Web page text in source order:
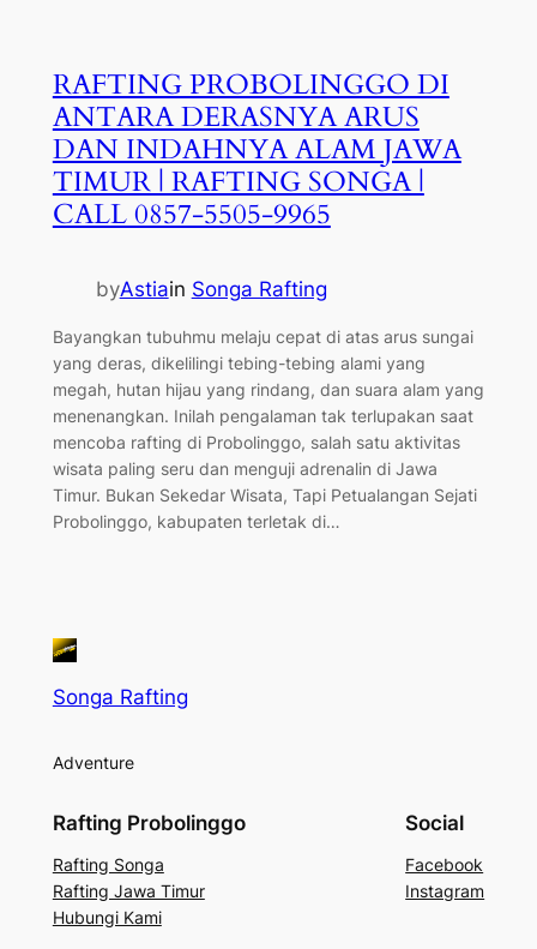
RAFTING PROBOLINGGO DI
ANTARA DERASNYA ARUS
DAN INDAHNYA ALAM JAWA
TIMUR | RAFTING SONGA |
CALL 0857-5505-9965
byAstiain Songa Rafting
Bayangkan tubuhmu melaju cepat di atas arus sungai
yang deras, dikelilingi tebing-tebing alami yang
megah, hutan hijau yang rindang, dan suara alam yang
menenangkan. Inilah pengalaman tak terlupakan saat
mencoba rafting di Probolinggo, salah satu aktivitas
wisata paling seru dan menguji adrenalin di Jawa
Timur. Bukan Sekedar Wisata, Tapi Petualangan Sejati
Probolinggo, kabupaten terletak di…
Songa Rafting
Adventure
Rafting Probolinggo
Rafting Songa
Rafting Jawa Timur
Hubungi Kami
Social
Facebook
Instagram